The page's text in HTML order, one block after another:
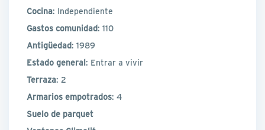
Cocina: Independiente
Gastos comunidad: 110
Antigüedad: 1989
Estado general: Entrar a vivir
Terraza: 2
Armarios empotrados: 4
Suelo de parquet